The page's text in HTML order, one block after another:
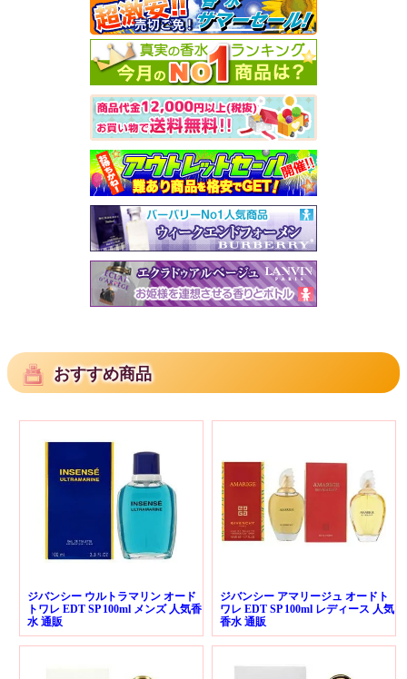
おすすめ商品
ジバンシー ウルトラマリン オード
トワレ EDT SP 100ml メンズ 人気香
水 通販
ジバンシー アマリージュ オードト
ワレ EDT SP 100ml レディース 人気
香水 通販